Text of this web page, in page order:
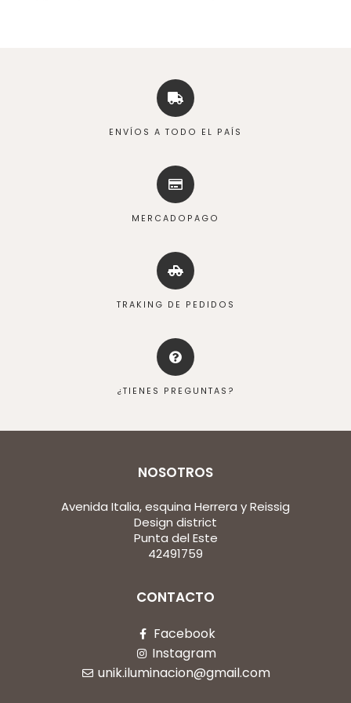
ENVÍOS A TODO EL PAÍS
MERCADOPAGO
TRAKING DE PEDIDOS
¿TIENES PREGUNTAS?
NOSOTROS
Avenida Italia, esquina Herrera y Reissig
Design district
Punta del Este
42491759
CONTACTO
Facebook
Instagram
unik.iluminacion@gmail.com